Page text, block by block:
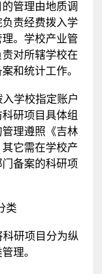
管理由地质调
责经费拨入学
。学校产业管
对所辖学校在
和统计工作。
学校指定账户
研项目具体组
理遵照《吉林
它需在学校产
备案的科研项
类
研项目分为纵
理。